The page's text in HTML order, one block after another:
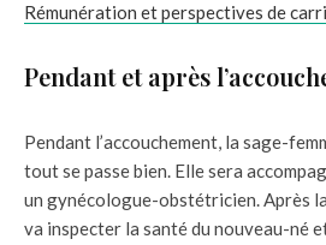
Rémunération et perspectives de
Pendant et après
Pendant l’accouchement, la sage-
tout se passe bien. Elle sera
un gynécologue-obstétricien. Après
va inspecter la santé du nouveau-né